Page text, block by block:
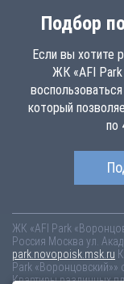
Подбор
Если вы хотите
ЖК «AFI Park
который
по
ЖК «AFI Park
Россия Москва ул.
park.novopoisk.msk.ru
Park «Воронцовский»»
Квартиры различных